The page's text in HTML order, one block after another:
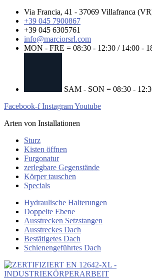
Via Francia, 41 - 37069 Villafranca
+39 045 7900867
+39 045 6305761
info@marciorsrl.com
MON - FRE = 08:30 - 12:30 / 14:00 -
SAM - SON = 08:30 -
Facebook-f InstagramYoutube
Arten von Installationen
Sturz
Kisten öffnen
Furgonatur
zerlegbare Gegenstände
Körper tauschen
Specials
Hydraulische Halterungen
Doppelte Ebene
Ausstrecken Setzstangen
Ausstreckes Dach
Bestätigetes Dach
Schienengeführtes Dach